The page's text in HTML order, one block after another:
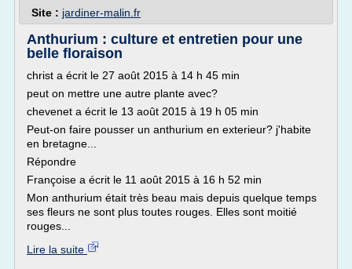
Site : jardiner-malin.fr
Anthurium : culture et entretien pour une
belle floraison
christ a écrit le 27 août 2015 à 14 h 45 min
peut on mettre une autre plante avec?
chevenet a écrit le 13 août 2015 à 19 h 05 min
Peut-on faire pousser un anthurium en exterieur? j'habite
en bretagne...
Répondre
Françoise a écrit le 11 août 2015 à 16 h 52 min
Mon anthurium était très beau mais depuis quelque temps
ses fleurs ne sont plus toutes rouges. Elles sont moitié
rouges...
Lire la suite